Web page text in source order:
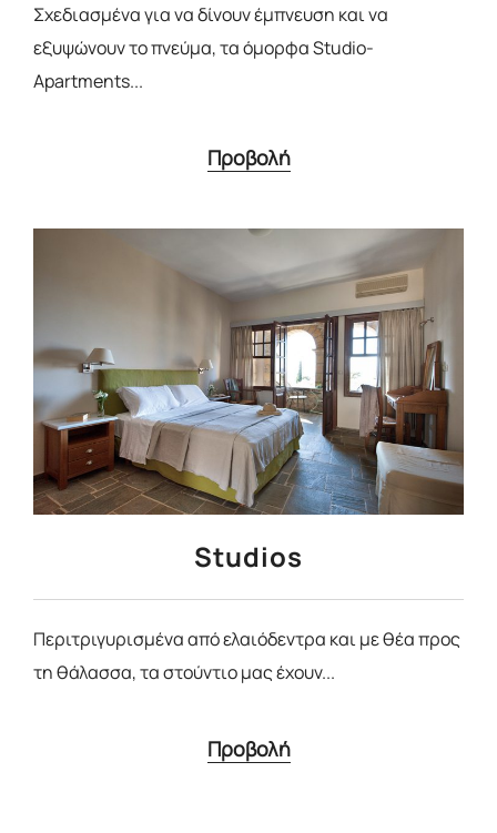
Σχεδιασμένα για να δίνουν έμπνευση και να
εξυψώνουν το πνεύμα, τα όμορφα Studio-
Apartments...
Προβολή
Studios
Περιτριγυρισμένα από ελαιόδεντρα και με θέα προς
τη θάλασσα, τα στούντιο μας έχουν...
Προβολή